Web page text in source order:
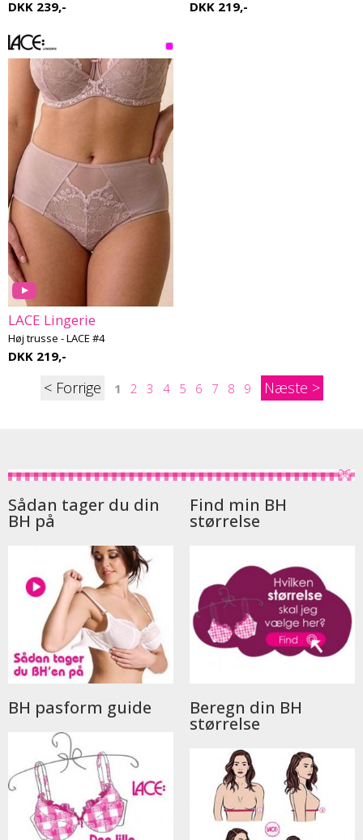
DKK 239,- DKK 219,-
LACE Lingerie
Høj trusse - LACE #4
DKK 219,-
< 1 2 3 4 5 6 7 8 9 >
Sådan tager du din
BH på
Find min BH
størrelse
BH pasform guide Beregn din BH
størrelse